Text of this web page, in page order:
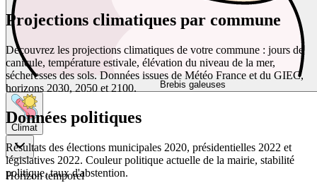
Brebis galeuses
Climat
Horizon temporel
Projections climatiques par commune
Découvrez les projections climatiques de votre commune : jours de
canicule, température estivale, élévation du niveau de la mer,
sécheresses des sols. Données issues de Météo France et du GIEC,
horizons 2030, 2050 et 2100.
Données politiques
Résultats des élections municipales 2020, présidentielles 2022 et
législatives 2022. Couleur politique actuelle de la mairie, stabilité
politique, taux d'abstention.